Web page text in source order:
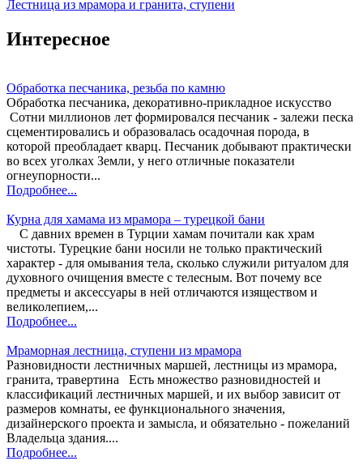
Лестница из мрамора и гранита, ступени
Интересное
Обработка песчаника, резьба по камню
Обработка песчаника, декоративно-прикладное искусство
Сотни миллионов лет формировался песчаник - залежи песка
сцементировались и образовалась осадочная порода, в
которой преобладает кварц. Песчаник добывают практически
во всех уголках Земли, у него отличные показатели
огнеупорности...
Подробнее...
Курна для хамама из мрамора – турецкой бани
С давних времен в Турции хамам почитали как храм
чистоты. Турецкие бани носили не только практический
характер - для омывания тела, сколько служили ритуалом для
духовного очищения вместе с телесным. Вот почему все
предметы и аксессуары в ней отличаются изяществом и
великолепием,...
Подробнее...
Мраморная лестница, ступени из мрамора
Разновидности лестничных маршей, лестницы из мрамора,
гранита, травертина Есть множество разновидностей и
классификаций лестничных маршей, и их выбор зависит от
размеров комнаты, ее функционального значения,
дизайнерского проекта и замысла, и обязательно - пожеланий
Владельца здания....
Подробнее...